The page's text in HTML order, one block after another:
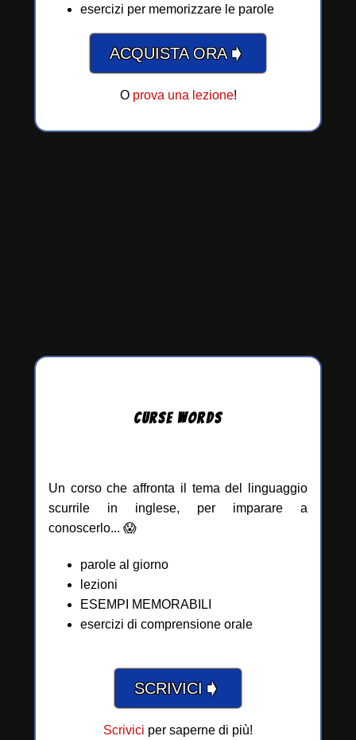
esercizi per memorizzare le parole
ACQUISTA ORA➧
O prova una lezione!
CURSE WORDS
Un corso che affronta il tema del linguaggio
scurrile in inglese, per imparare a
conoscerlo... 😱
parole al giorno
lezioni
ESEMPI MEMORABILI
esercizi di comprensione orale
SCRIVICI ➧
Scrivici per saperne di più!